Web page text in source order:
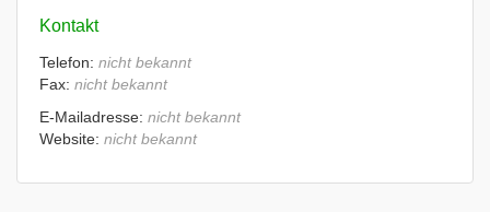
Kontakt
Telefon: nicht bekannt
Fax: nicht bekannt
E-Mailadresse: nicht bekannt
Website: nicht bekannt